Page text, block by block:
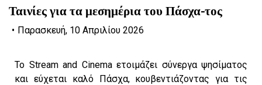
Ταινίες για τα μεσημέρια του Πάσχα-τος
• Παρασκευή, 10 Απριλίου 2026
Το Stream and Cinema ετοιμάζει σύνεργα ψησίματος
και εύχεται καλό Πάσχα, κουβεντιάζοντας για τις